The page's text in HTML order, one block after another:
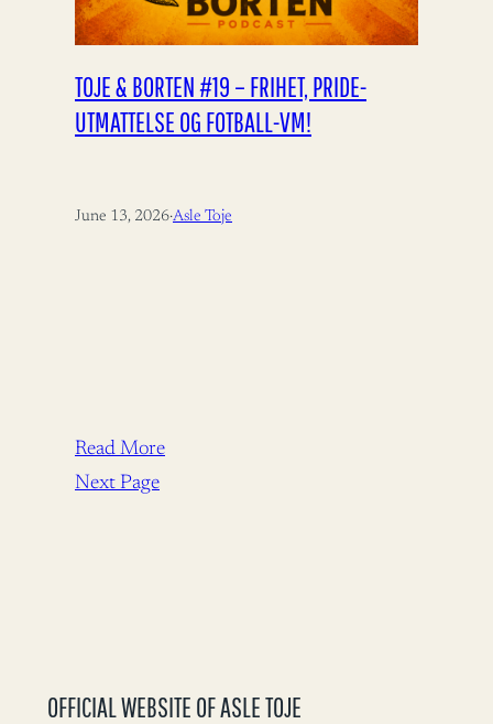
TOJE & BORTEN #19 – FRIHET, PRIDE-
UTMATTELSE OG FOTBALL-VM!
June 13, 2026·Asle Toje
Read More
Next Page
OFFICIAL WEBSITE OF ASLE TOJE